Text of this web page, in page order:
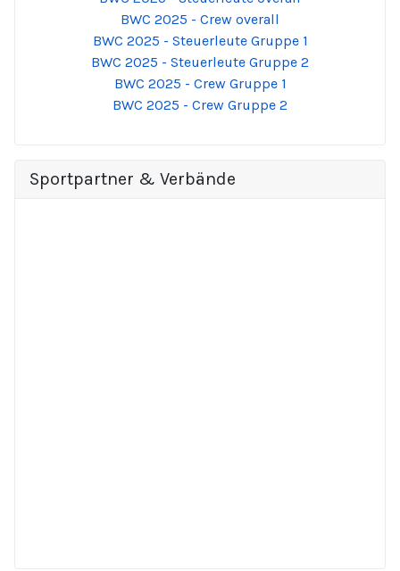
BWC 2025 - Crew overall
BWC 2025 - Steuerleute Gruppe 1
BWC 2025 - Steuerleute Gruppe 2
BWC 2025 - Crew Gruppe 1
BWC 2025 - Crew Gruppe 2
Sportpartner & Verbände